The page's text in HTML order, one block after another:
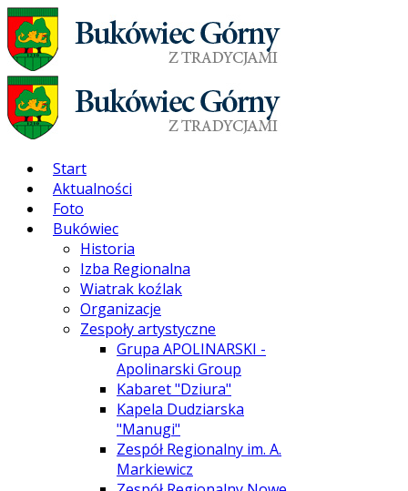
Start
Aktualności
Foto
Bukówiec
Historia
Izba Regionalna
Wiatrak koźlak
Organizacje
Zespoły artystyczne
Grupa APOLINARSKI -
Apolinarski Group
Kabaret "Dziura"
Kapela Dudziarska
"Manugi"
Zespół Regionalny im. A.
Markiewicz